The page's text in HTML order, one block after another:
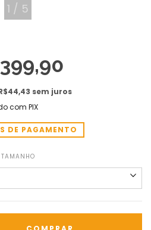
1 / 5
sem juros
com PIX
DE PAGAMENTO
TAMANHO